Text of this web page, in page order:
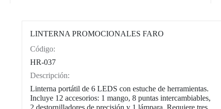
LINTERNA PROMOCIONALES FARO
Código:
HR-037
Descripción:
Linterna portátil de 6 LEDS con estuche de herramientas.
Incluye 12 accesorios: 1 mango, 8 puntas intercambiables,